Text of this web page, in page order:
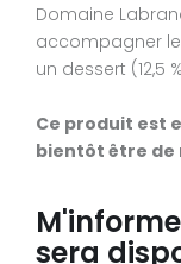
Domaine
accompagner
un dessert (12,5
Ce produit est
bientôt être de
sera